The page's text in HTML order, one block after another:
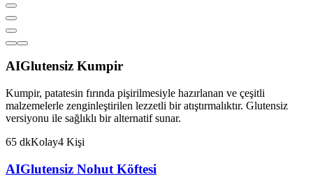
AIGlutensiz Kumpir
Kumpir, patatesin fırında pişirilmesiyle hazırlanan ve çeşitli
malzemelerle zenginleştirilen lezzetli bir atıştırmalıktır. Glutensiz
versiyonu ile sağlıklı bir alternatif sunar.
65 dkKolay4 Kişi
AIGlutensiz Nohut Köftesi